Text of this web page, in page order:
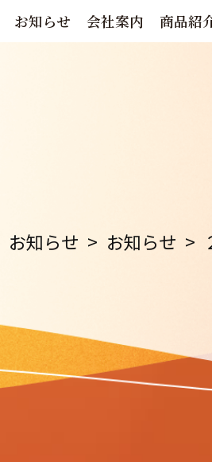
お知らせ 会社案内 商品紹
お知らせ > お知らせ >